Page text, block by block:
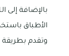
بالإضافة إلى
الأطباق
وتقدم بطريقة